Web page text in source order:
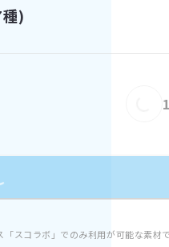
)
スコラボ」でのみ利用が可能な素材